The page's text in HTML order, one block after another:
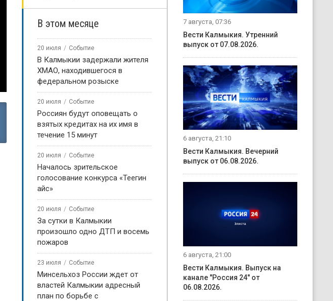
В этом месяце
20 июля Событие
В Калмыкии задержали жителя
ХМАО, находившегося в
федеральном розыске
20 июля Событие
Россиян будут оповещать о
взятых кредитах на их имя в
течение 15 минут
20 июля Событие
Началось зрительское
голосование конкурса «Теегин
айс»
20 июля Событие
За сутки в Калмыкии
произошло одно ДТП и восемь
пожаров
23 июля Событие
Минсельхоз России ждет от
властей Калмыкии адресный
план по борьбе с
7 августа, 07:36
Вести Калмыкия. Утренний
выпуск от 07.08.2026.
6 августа, 21:10
Вести Калмыкия. Вечерний
выпуск от 06.08.2026.
6 августа, 21:00
Вести Калмыкия. Выпуск на
канале "Россия 24" от
06.08.2026.